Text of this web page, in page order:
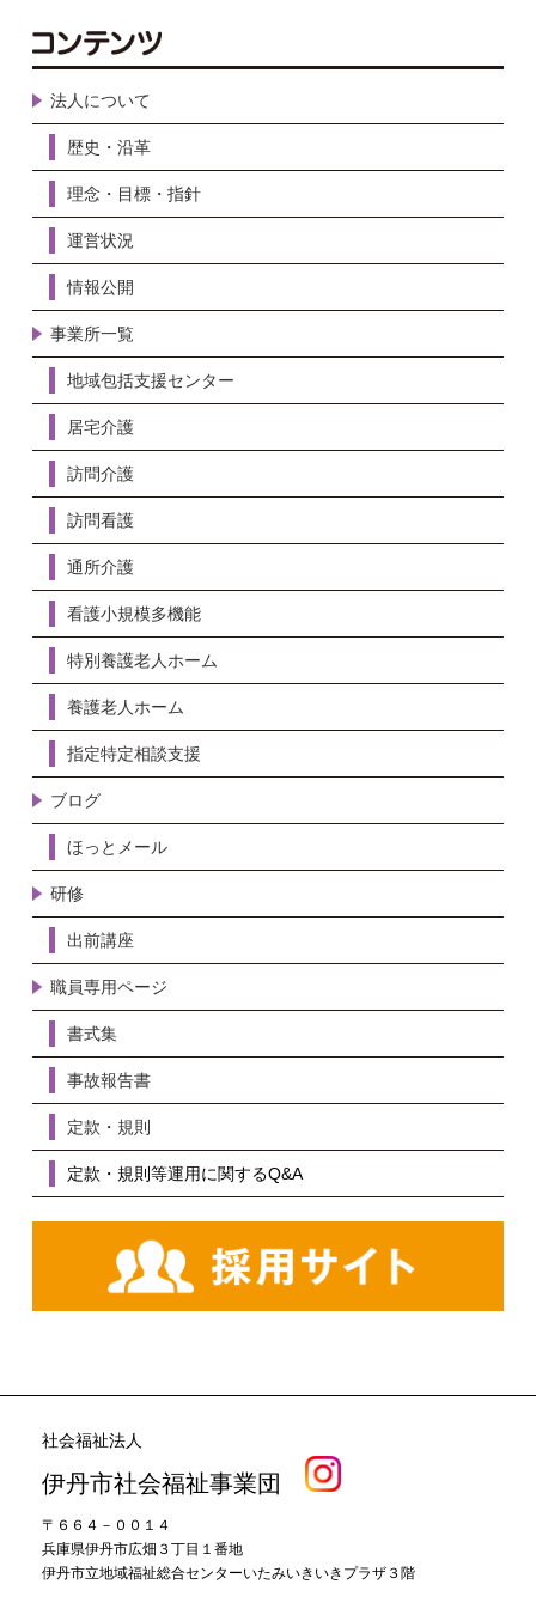
法人について
歴史・沿革
理念・目標・指針
運営状況
情報公開
事業所一覧
地域包括支援センター
居宅介護
訪問介護
訪問看護
通所介護
看護小規模多機能
特別養護老人ホーム
養護老人ホーム
指定特定相談支援
ブログ
ほっとメール
研修
出前講座
職員専用ページ
書式集
事故報告書
定款・規則
定款・規則等運用に関するQ&A
社会福祉法人
伊丹市社会福祉事業団
〒６６４－００１４
兵庫県伊丹市広畑３丁目１番地
伊丹市立地域福祉総合センターいたみいきいきプラザ３階